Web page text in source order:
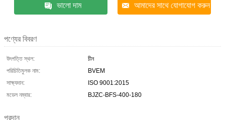
ভালো দাম আমাদের সাথে যোগাযোগ করুন
পণ্যের বিবরণ
উৎপত্তি স্থল:
চীন
পরিচিতিমুলক নাম:
BVEM
সাক্ষ্যদান:
ISO 9001:2015
মডেল নম্বার:
BJZC-BFS-400-180
প্রদান